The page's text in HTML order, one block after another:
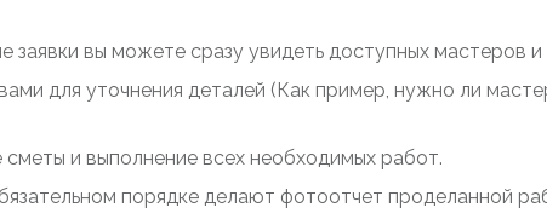
заявки вы можете сразу увидеть доступных мастеров
для уточнения деталей (Как пример, нужно ли
и выполнение всех необходимых работ.
порядке делают фотоотчет проделанной